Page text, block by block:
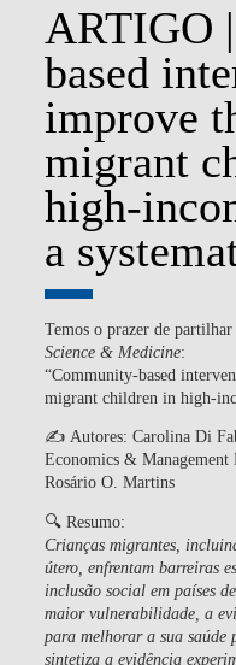
ARTIGO
based
improve
migrant
high-
a
Temos o prazer de
Science & Medicine:
“Community-based
migrant children in high-
✍️ Autores: Carolina Di
Economics &
Rosário O. Martins
🔍 Resumo:
Crianças migrantes,
útero, enfrentam barreiras
inclusão social em países
maior vulnerabilidade, a
para melhorar a sua saúde
sintetiza a evidência